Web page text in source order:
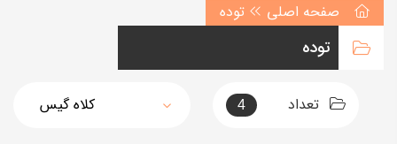
صفحه اصلی توده
توده
تعداد 4